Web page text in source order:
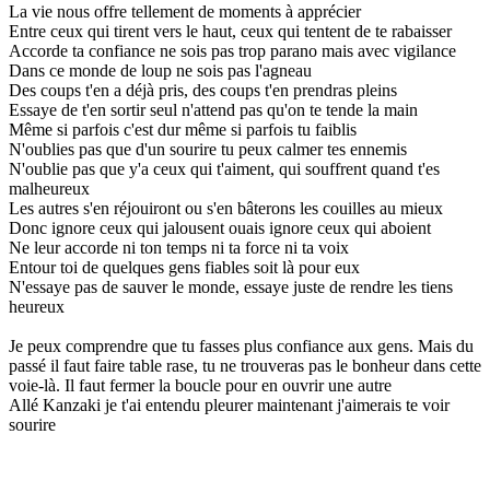
La vie nous offre tellement de moments à apprécier
Entre ceux qui tirent vers le haut, ceux qui tentent de te rabaisser
Accorde ta confiance ne sois pas trop parano mais avec vigilance
Dans ce monde de loup ne sois pas l'agneau
Des coups t'en a déjà pris, des coups t'en prendras pleins
Essaye de t'en sortir seul n'attend pas qu'on te tende la main
Même si parfois c'est dur même si parfois tu faiblis
N'oublies pas que d'un sourire tu peux calmer tes ennemis
N'oublie pas que y'a ceux qui t'aiment, qui souffrent quand t'es
malheureux
Les autres s'en réjouiront ou s'en bâterons les couilles au mieux
Donc ignore ceux qui jalousent ouais ignore ceux qui aboient
Ne leur accorde ni ton temps ni ta force ni ta voix
Entour toi de quelques gens fiables soit là pour eux
N'essaye pas de sauver le monde, essaye juste de rendre les tiens
heureux
Je peux comprendre que tu fasses plus confiance aux gens. Mais du
passé il faut faire table rase, tu ne trouveras pas le bonheur dans cette
voie-là. Il faut fermer la boucle pour en ouvrir une autre
Allé Kanzaki je t'ai entendu pleurer maintenant j'aimerais te voir
sourire